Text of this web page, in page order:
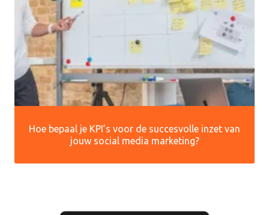
Hoe bepaal je KPI’s voor de succesvolle inzet van
jouw social media marketing?